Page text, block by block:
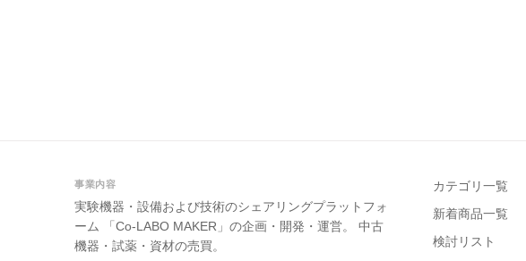
事業内容
実験機器・設備および技術のシェアリングプラットフォ
ーム 「Co-LABO MAKER」の企画・開発・運営。 中古
機器・試薬・資材の売買。
カテゴリ一覧
新着商品一覧
検討リスト